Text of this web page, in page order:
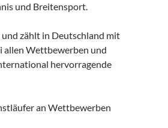
und Breitensport.
und zählt in Deutschland mit
allen Wettbewerben und
hervorragende
an Wettbewerben